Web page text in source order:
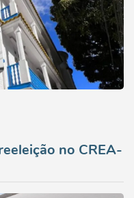
no CREA-